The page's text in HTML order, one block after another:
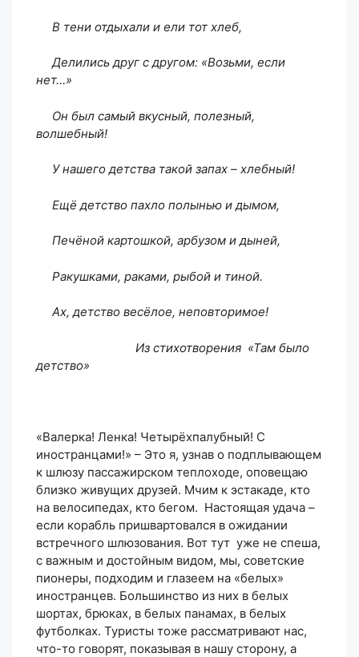
В тени отдыхали и ели тот хлеб,
Делились друг с другом: «Возьми, если
нет…»
Он был самый вкусный, полезный,
волшебный!
У нашего детства такой запах – хлебный!
Ещё детство пахло полынью и дымом,
Печёной картошкой, арбузом и дыней,
Ракушками, раками, рыбой и тиной.
Ах, детство весёлое, неповторимое!
Из стихотворения «Там было
детство»
«Валерка! Ленка! Четырёхпалубный! С
иностранцами!» – Это я, узнав о подплывающем
к шлюзу пассажирском теплоходе, оповещаю
близко живущих друзей. Мчим к эстакаде, кто
на велосипедах, кто бегом. Настоящая удача –
если корабль пришвартовался в ожидании
встречного шлюзования. Вот тут уже не спеша,
с важным и достойным видом, мы, советские
пионеры, подходим и глазеем на «белых»
иностранцев. Большинство из них в белых
шортах, брюках, в белых панамах, в белых
футболках. Туристы тоже рассматривают нас,
что-то говорят, показывая в нашу сторону, а